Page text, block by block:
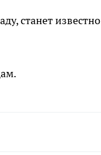
станет известно